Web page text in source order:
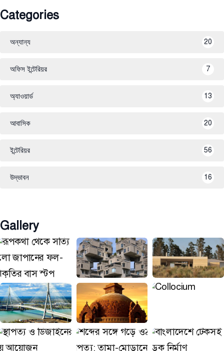
Categories
অন্যান্য 20
অফিস ইন্টেরিয়র 7
অ্যাওয়ার্ড 13
আবাসিক 20
ইন্টেরিয়র 56
উদ্ভাবন 16
Gallery